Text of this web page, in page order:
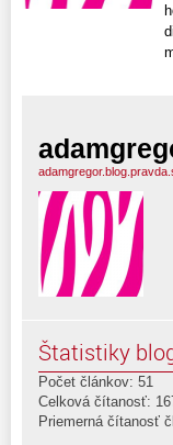
Štatistiky
Počet článkov: 51
Celková čítanosť:
Priemerná čítanosť